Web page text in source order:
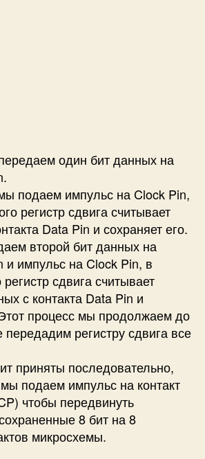
один бит данных на
подаем импульс на Clock Pin,
регистр сдвига считывает
Data Pin и сохраняет его.
второй бит данных на
и импульс на Clock Pin, в
регистр сдвига считывает
с контакта Data Pin и
процесс мы продолжаем до
передадим регистру сдвига все
приняты последовательно,
подаем импульс на контакт
чтобы передвинуть
8 бит на 8
микросхемы.